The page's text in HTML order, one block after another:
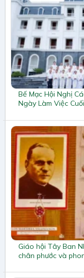
Bế Mạc Hội Nghị
Ngày Làm Việc
Giáo hội Tây Ban
chân phước và